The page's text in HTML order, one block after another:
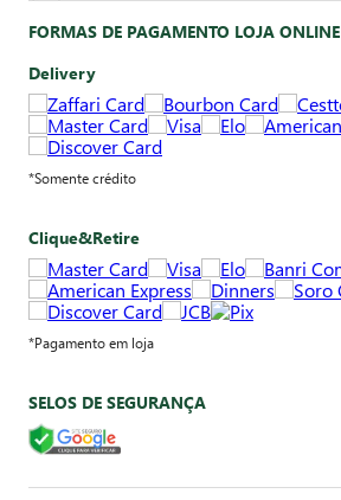
FORMAS DE PAGAMENTO LOJA ONLINE
Delivery
*Somente crédito
Clique&Retire
*Pagamento em loja
SELOS DE SEGURANÇA